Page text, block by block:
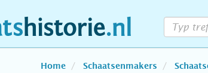
Home Schaatsenmakers